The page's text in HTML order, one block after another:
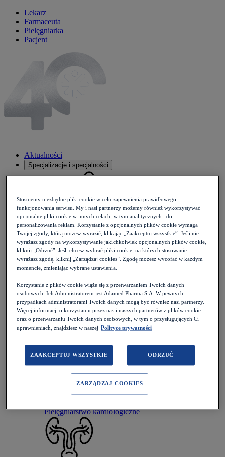
Lekarz
Farmaceuta
Pielęgniarka
Pacjent
Aktualności
Specjalizacje i specjalności
Pielęgniarstwo chirurgiczne
Pielęgniarstwo diabetologiczne
Pielęgniarstwo ginekologiczno-położnicze
Pielęgniarstwo kardiologiczne
Stosujemy niezbędne pliki cookie w celu zapewnienia prawidłowego
funkcjonowania serwisu. My i nasi partnerzy możemy również wykorzystywać
opcjonalne pliki cookie w innych celach, w tym analitycznych i do
personalizowania reklam. Korzystanie z opcjonalnych plików cookie wymaga
Twojej zgody, którą możesz wyrazić, klikając „Zaakceptuj wszystkie”. Jeśli nie
wyrażasz zgody na wykorzystywanie jakichkolwiek opcjonalnych plików cookie,
kliknij „Odrzuć”. Jeśli chcesz wybrać pliki cookie, na których stosowanie
wyrażasz zgodę, kliknij „Zarządzaj cookies”. Zgodę możesz wycofać w każdym
momencie, zmieniając wybrane ustawienia.
Korzystanie z plików cookie wiąże się z przetwarzaniem Twoich danych
osobowych. Ich Administratorem jest Adamed Pharma S.A. W pewnych
przypadkach administratorami Twoich danych mogą być również nasi partnerzy.
Więcej informacji o korzystaniu przez nas i naszych partnerów z plików cookie
oraz o przetwarzaniu Twoich danych osobowych, w tym o przysługujących Ci
uprawnieniach, znajdziesz w naszej Polityce prywatności
ZAAKCEPTUJ WSZYSTKIE ODRZUĆ
ZARZĄDZAJ COOKIES